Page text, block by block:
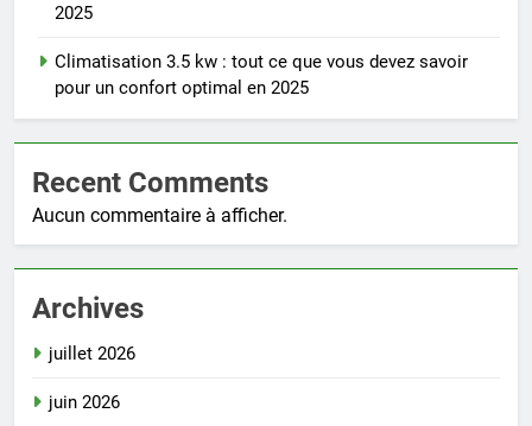
2025
Climatisation 3.5 kw : tout ce que vous devez savoir
pour un confort optimal en 2025
Recent Comments
Aucun commentaire à afficher.
Archives
juillet 2026
juin 2026